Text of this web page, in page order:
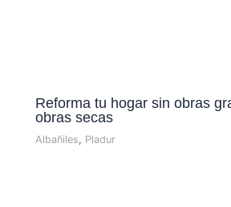
Reforma tu hogar sin obras
obras secas
Albañiles, Pladur